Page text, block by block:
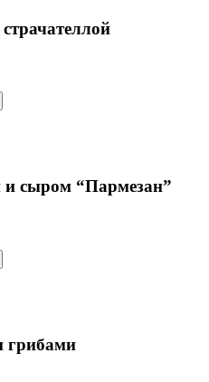
и сыром “Пармезан”
грибами